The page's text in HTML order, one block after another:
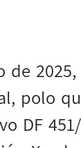
de
polo
DF